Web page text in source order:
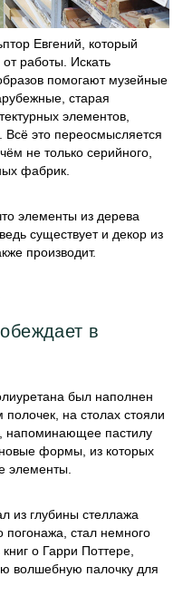
Евгений, который
работы. Искать
помогают музейные
старая
элементов,
Всё это переосмысляется
не только серийного,
фабрик.
элементы из дерева
существует и декор из
производит.
в
был наполнен
на столах стояли
напоминающее пастилу
формы, из которых
элементы.
из глубины стеллажа
погонажа, стал немного
о Гарри Поттере,
волшебную палочку для